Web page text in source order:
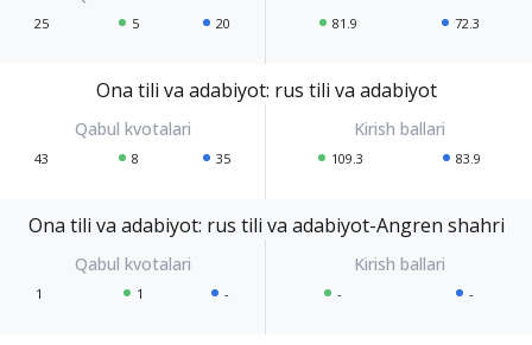
25 5 20 81.9 72.3
Ona tili va adabiyot: rus tili va adabiyot
43 8 35 109.3 83.9
Ona tili va adabiyot: rus tili va adabiyot-Angren shahri
1 1 - - -